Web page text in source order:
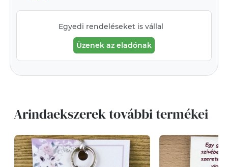
Egyedi rendeléseket is vállal
Üzenek az eladónak
Arindaekszerek további termékei